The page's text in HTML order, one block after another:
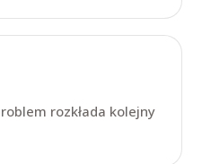
rozkłada kolejny